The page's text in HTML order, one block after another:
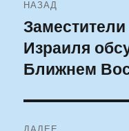
по
записям
НАЗАД
Предыдущая
запись:
Израиля
Ближнем
ДАЛЕЕ